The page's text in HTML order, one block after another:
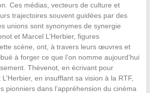
Ces médias, vecteurs de culture et
trajectoires souvent guidées par des
unions sont synonymes de synergie
et Marcel L’Herbier, figures
scène, ont, à travers leurs œuvres et
à forger ce que l’on nomme aujourd’hui
Thévenot, en écrivant pour
L’Herbier, en insufflant sa vision à la RTF,
pionniers dans l’appréhension du cinéma